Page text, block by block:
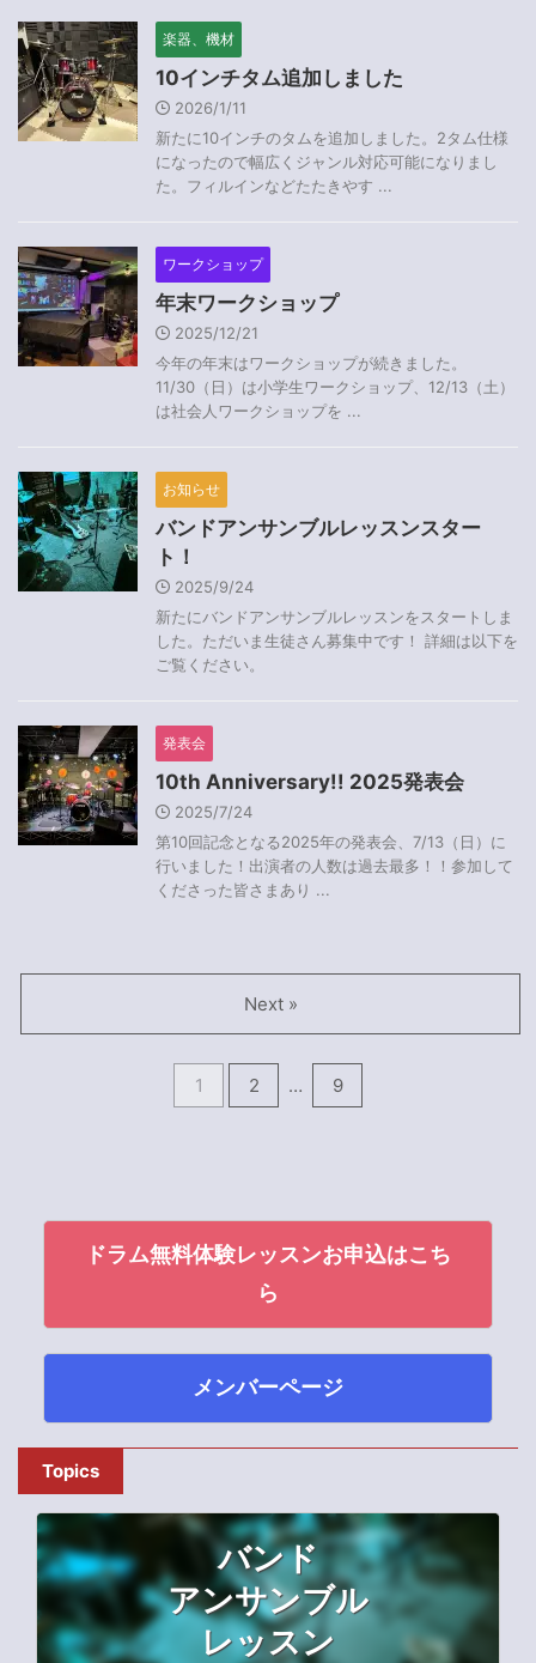
楽器、機材
10インチタム追加しました
2026/1/11
新たに10インチのタムを追加しました。2タム仕様
になったので幅広くジャンル対応可能になりまし
た。フィルインなどたたきやす ...
ワークショップ
年末ワークショップ
2025/12/21
今年の年末はワークショップが続きました。
11/30（日）は小学生ワークショップ、12/13（土）
は社会人ワークショップを ...
お知らせ
バンドアンサンブルレッスンスター
ト！
2025/9/24
新たにバンドアンサンブルレッスンをスタートしま
した。ただいま生徒さん募集中です！ 詳細は以下を
ご覧ください。
発表会
10th Anniversary!! 2025発表会
2025/7/24
第10回記念となる2025年の発表会、7/13（日）に
行いました！出演者の人数は過去最多！！参加して
くださった皆さまあり ...
1 2 … 9
Next »
ドラム無料体験レッスンお申込はこち
ら
メンバーページ
Topics
バンド
アンサンブル
レッスン